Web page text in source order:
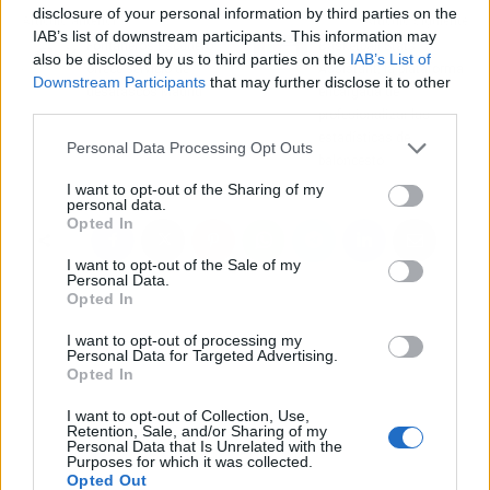
disclosure of your personal information by third parties on the
IAB’s list of downstream participants. This information may
also be disclosed by us to third parties on the IAB’s List of
Downstream Participants that may further disclose it to other
Personal Data Processing Opt Outs
I want to opt-out of the Sharing of my
personal data.
Opted In
I want to opt-out of the Sale of my
Personal Data.
Opted In
I want to opt-out of processing my
Personal Data for Targeted Advertising.
Opted In
I want to opt-out of Collection, Use,
Retention, Sale, and/or Sharing of my
Personal Data that Is Unrelated with the
Purposes for which it was collected.
Opted Out
Artículo anterior
Fontaneros Escudero
ofrece servicio de
desatascos Madrid
Artículo siguiente
Basketball Stats
Assistant, la plataforma
encargada de
profesionalizar las